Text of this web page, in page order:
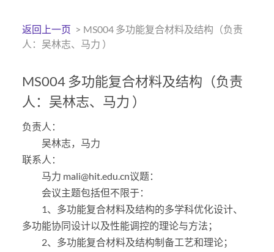
返回上一页 > MS004 多功能复合材料及结构（负责
人：吴林志、马力 ）
MS004 多功能复合材料及结构（负责
人：吴林志、马力 ）
负责人：
吴林志，马力
联系人：
马力 mali@hit.edu.cn议题：
会议主题包括但不限于：
1、多功能复合材料及结构的多学科优化设计、
多功能协同设计以及性能调控的理论与方法；
2、多功能复合材料及结构制备工艺和理论；